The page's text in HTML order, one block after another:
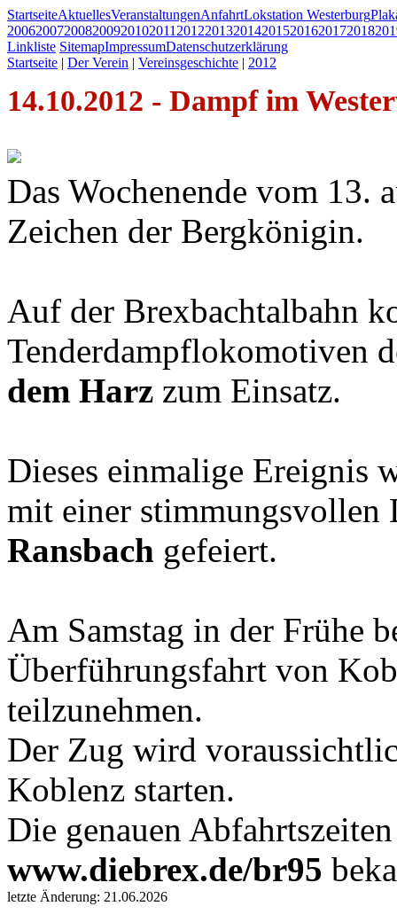
StartseiteAktuellesVeranstaltungenAnfahrtLokstation Westerburg
200620072008200920102011 2012201320142015201620172018
Linkliste SitemapImpressumDatenschutzerklärung
Startseite | Der Verein | Vereinsgeschichte | 2012
14.10.2012 - Dampf im
Das Wochenende vom 13.
Zeichen der Bergkönigin.
Auf der Brexbachtalbahn
Tenderdampflokomotiven
dem Harz zum Einsatz.
Dieses einmalige Ereignis
mit einer stimmungsvollen
Ransbach gefeiert.
Am Samstag in der Frühe
Überführungsfahrt von
teilzunehmen.
Der Zug wird
Koblenz starten.
Die genauen
www.diebrex.de/br95
letzte Änderung: 21.06.2026